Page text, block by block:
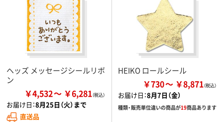
ヘッズ メッセージシールリボ
ン
￥4,532 ￥6,281
お届け日：8月25日（火）まで
直送品
HEIKO ロールシール
￥730 ￥8,871
お届け日：8月7日（金）
種類・販売単位違いの商品が19商品あります